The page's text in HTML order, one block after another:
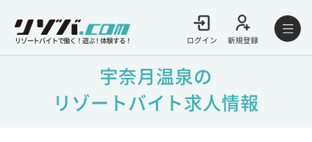
リゾートバイトで働く！遊ぶ！体験する！ ログイン 新規登録
宇奈月温泉の
リゾートバイト求人情報